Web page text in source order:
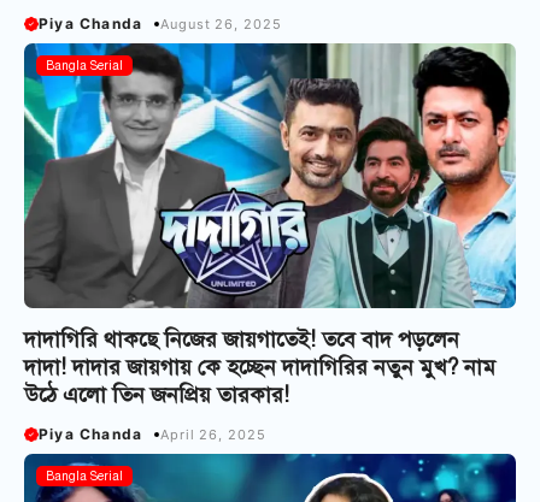
Piya Chanda August 26, 2025
Bangla Serial
দাদাগিরি থাকছে নিজের জায়গাতেই! তবে বাদ পড়লেন
দাদা! দাদার জায়গায় কে হচ্ছেন দাদাগিরির নতুন মুখ? নাম
উঠে এলো তিন জনপ্রিয় তারকার!
Piya Chanda April 26, 2025
Bangla Serial